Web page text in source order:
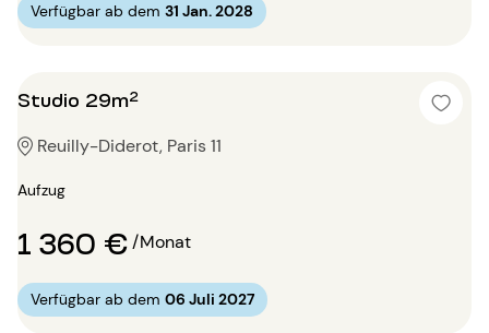
Verfügbar ab dem 31 Jan. 2028
Studio 29m²
Reuilly-Diderot, Paris 11
Aufzug
1 360 €/Monat
Verfügbar ab dem 06 Juli 2027